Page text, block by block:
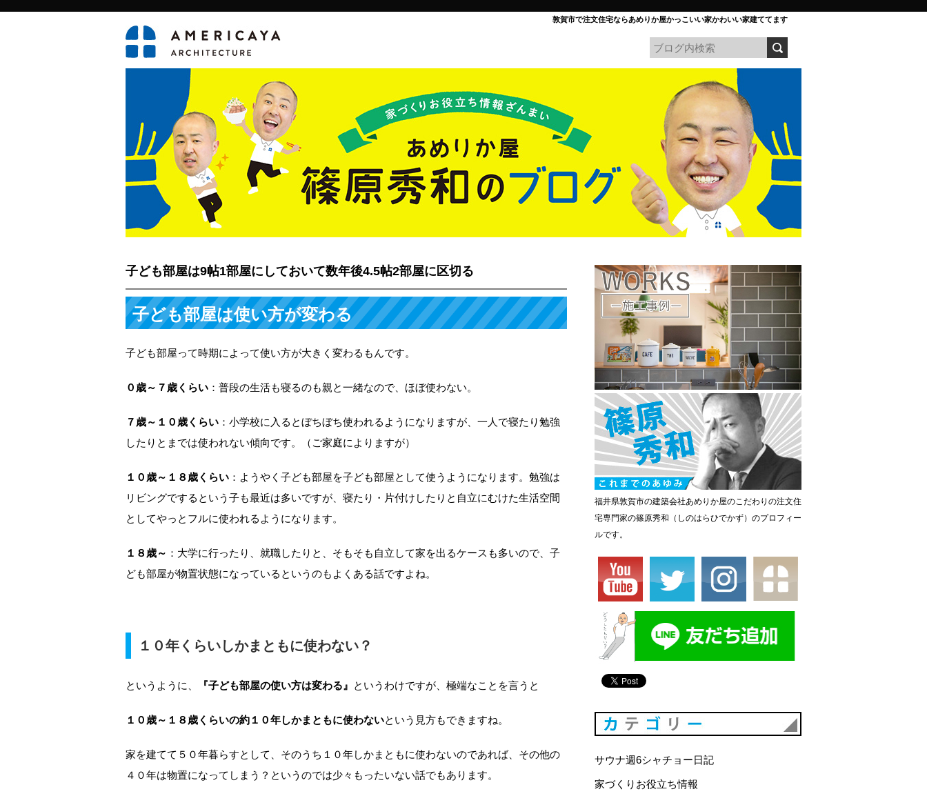
敦賀市で注文住宅ならあめりか屋かっこいい家かわいい家建ててます
子ども部屋は9帖1部屋にしておいて数年後4.5帖2部屋に区切る
子ども部屋は使い方が変わる
子ども部屋って時期によって使い方が大きく変わるもんです。
０歳～７歳くらい ：普段の生活も寝るのも親と一緒なので、ほぼ使わない。
７歳～１０歳くらい ：小学校に入るとぼちぼち使われるようになりますが、一人で寝たり勉強
したりとまでは使われない傾向です。（ご家庭によりますが）
１０歳～１８歳くらい ：ようやく子ども部屋を子ども部屋として使うようになります。勉強は
リビングでするという子も最近は多いですが、寝たり・片付けしたりと自立にむけた生活空間
としてやっとフルに使われるようになります。
１８歳～ ：大学に行ったり、就職したりと、そもそも自立して家を出るケースも多いので、子
ども部屋が物置状態になっているというのもよくある話ですよね。
１０年くらいしかまともに使わない？
というように、 『子ども部屋の使い方は変わる』 というわけですが、極端なことを言うと
１０歳～１８歳くらいの約１０年しかまともに使わないという見方もできますね。
家を建てて５０年暮らすとして、そのうち１０年しかまともに使わないのであれば、その他の
４０年は物置になってしまう？というのでは少々もったいない話でもあります。
福井県敦賀市の建築会社あめりか屋のこだわりの注文住
宅専門家の篠原秀和（しのはらひでかず）のプロフィー
ルです。
サウナ週6シャチョー日記
家づくりお役立ち情報